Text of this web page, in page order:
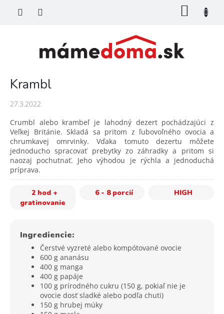
Krambl
27.3.2022
Crumbl alebo krambeľ je lahodný dezert pochádzajúci z
Veľkej Británie. Skladá sa pritom z ľubovoľného ovocia a
chrumkavej omrvinky. Vďaka tomuto dezertu môžete
jednoducho spracovať prebytky zo záhradky a pritom si
naozaj pochutnať. Jeho výhodou je rýchla a jednoduchá
príprava.
2 hod +
gratinovanie
6 - 8 porcií HIGH
Ingrediencie:
Čerstvé vyzreté alebo kompótované ovocie
600 g ananásu
400 g manga
400 g papáje
100 g prírodného cukru (150 g, pokiaľ nie je
ovocie dosť sladké alebo podľa chuti)
150 g hrubej múky